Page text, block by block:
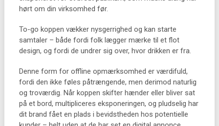
hørt om din virksomhed før.
To-go koppen vækker nysgerrighed og kan starte
samtaler – både fordi folk lægger mærke til et flot
design, og fordi de undrer sig over, hvor drikken er fra.
Denne form for offline opmærksomhed er værdifuld,
fordi den ikke føles påtrængende, men derimod naturlig
og troværdig. Når koppen skifter hænder eller bliver sat
på et bord, multipliceres eksponeringen, og pludselig har
dit brand fået en plads i bevidstheden hos potentielle